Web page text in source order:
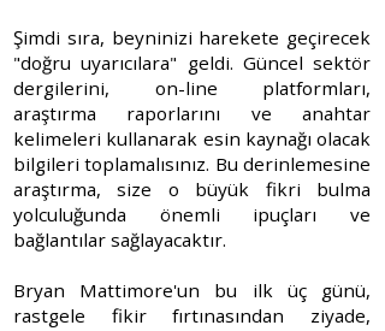
Şimdi sıra, beyninizi harekete geçirecek
"doğru uyarıcılara" geldi. Güncel sektör
dergilerini, on-line platformları,
araştırma raporlarını ve anahtar
kelimeleri kullanarak esin kaynağı olacak
bilgileri toplamalısınız. Bu derinlemesine
araştırma, size o büyük fikri bulma
yolculuğunda önemli ipuçları ve
bağlantılar sağlayacaktır.
Bryan Mattimore'un bu ilk üç günü,
rastgele fikir fırtınasından ziyade,